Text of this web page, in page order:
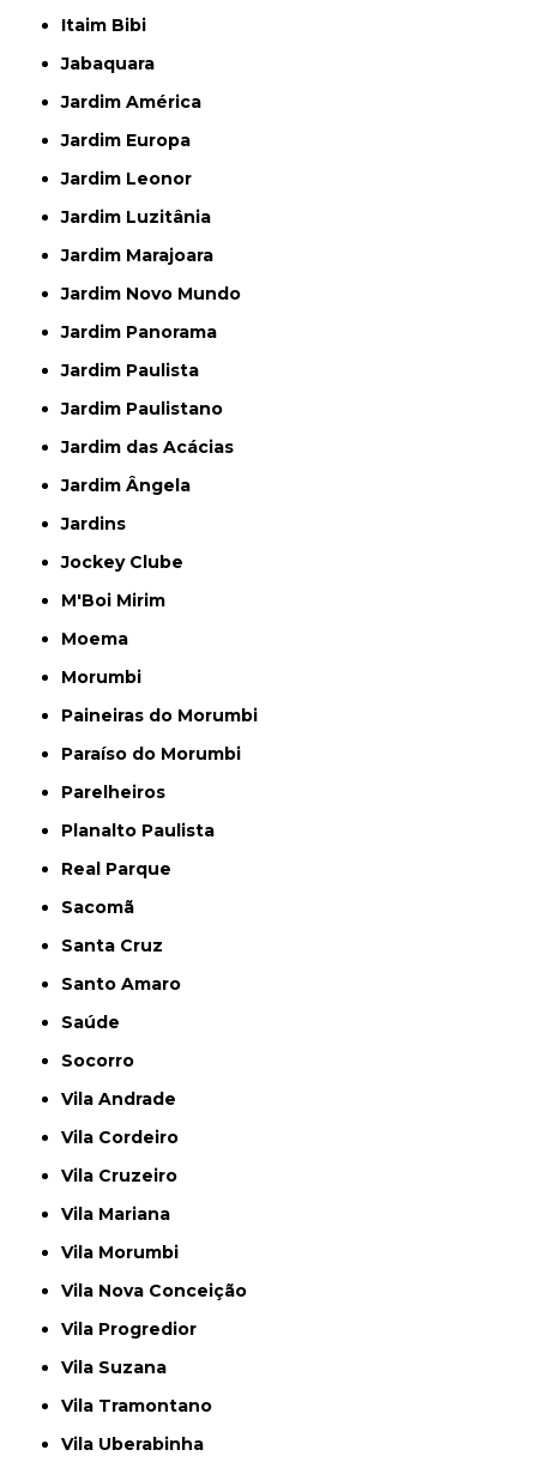
Itaim Bibi
Jabaquara
Jardim América
Jardim Europa
Jardim Leonor
Jardim Luzitânia
Jardim Marajoara
Jardim Novo Mundo
Jardim Panorama
Jardim Paulista
Jardim Paulistano
Jardim das Acácias
Jardim Ângela
Jardins
Jockey Clube
M'Boi Mirim
Moema
Morumbi
Paineiras do Morumbi
Paraíso do Morumbi
Parelheiros
Planalto Paulista
Real Parque
Sacomã
Santa Cruz
Santo Amaro
Saúde
Socorro
Vila Andrade
Vila Cordeiro
Vila Cruzeiro
Vila Mariana
Vila Morumbi
Vila Nova Conceição
Vila Progredior
Vila Suzana
Vila Tramontano
Vila Uberabinha